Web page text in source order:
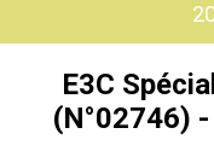
E3C
(N°02746)